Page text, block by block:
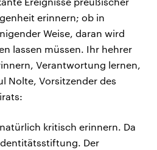
erinnern; ob in
Weise, daran wird
lassen müssen. Ihr hehrer
Verantwortung lernen,
Nolte, Vorsitzender des
kritisch erinnern. Da
Der